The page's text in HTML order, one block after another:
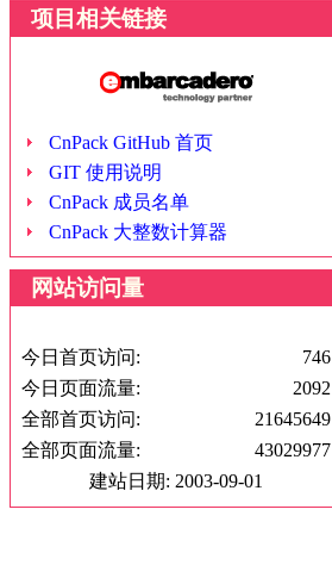
项目相关链接
CnPack GitHub 首页
GIT 使用说明
CnPack 成员名单
CnPack 大整数计算器
网站访问量
今日首页访问:
746
今日页面流量:
2092
全部首页访问:
21645649
全部页面流量:
43029977
建站日期: 2003-09-01